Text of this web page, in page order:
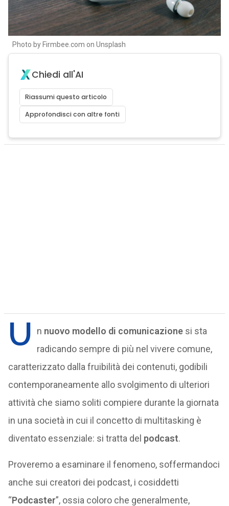
Photo by Firmbee.com on Unsplash
Chiedi all'AI
Riassumi questo articolo
Approfondisci con altre fonti
U n nuovo modello di comunicazionesi sta
radicando sempre di più nel vivere comune,
caratterizzato dalla fruibilità dei contenuti, godibili
contemporaneamente allo svolgimento di ulteriori
attività che siamo soliti compiere durante la giornata
in una società in cui il concetto di multitasking è
diventato essenziale: si tratta del podcast.
Proveremo a esaminare il fenomeno, soffermandoci
anche sui creatori dei podcast, i cosiddetti
“Podcaster”, ossia coloro che generalmente,